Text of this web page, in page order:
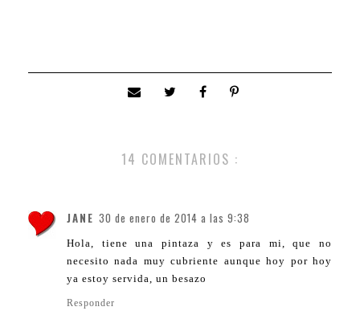
14 COMENTARIOS :
JANE 30 de enero de 2014 a las 9:38
Hola, tiene una pintaza y es para mi, que no
necesito nada muy cubriente aunque hoy por hoy
ya estoy servida, un besazo
Responder